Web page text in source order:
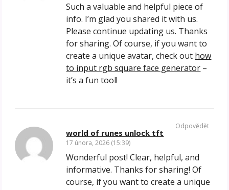
Such a valuable and helpful piece of
info. I’m glad you shared it with us.
Please continue updating us. Thanks
for sharing. Of course, if you want to
create a unique avatar, check out how
to input rgb square face generator –
it’s a fun tool!
world of runes unlock tft
17 února, 2026 (15:39)
Wonderful post! Clear, helpful, and
informative. Thanks for sharing! Of
course, if you want to create a unique
Odpovědět